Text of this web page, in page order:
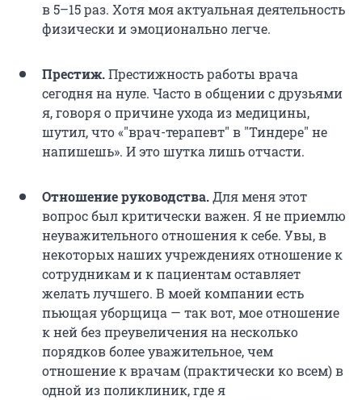
в 5–15 раз. Хотя моя актуальная деятельность
физически и эмоционально легче.
Престиж.Престижность работы врача
сегодня на нуле. Часто в общении с друзьями
я, говоря о причине ухода из медицины,
шутил, что «"врач-терапевт" в "Тиндере" не
напишешь». И это шутка лишь отчасти.
Отношение руководства.Для меня этот
вопрос был критически важен. Я не приемлю
неуважительного отношения к себе. Увы, в
некоторых наших учреждениях отношение к
сотрудникам и к пациентам оставляет
желать лучшего. В моей компании есть
пьющая уборщица — так вот, мое отношение
к ней без преувеличения на несколько
порядков более уважительное, чем
отношение к врачам (практически ко всем) в
одной из поликлиник, где я